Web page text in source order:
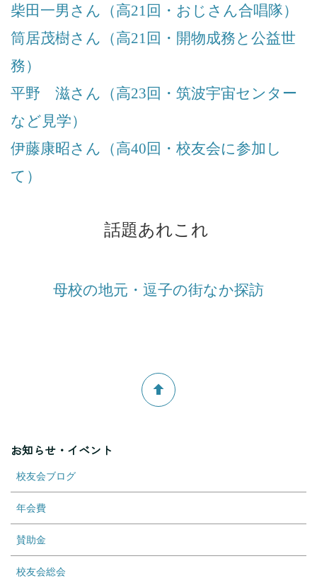
柴田一男さん（高21回・おじさん合唱隊）
筒居茂樹さん（高21回・開物成務と公益世
務）
平野 滋さん（高23回・筑波宇宙センター
など見学）
伊藤康昭さん（高40回・校友会に参加し
て）
話題あれこれ
母校の地元・逗子の街なか探訪
お知らせ・イベント
校友会ブログ
年会費
賛助金
校友会総会